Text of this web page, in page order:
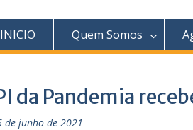
INICIO Quem Somos
da Pandemia
de junho de 2021